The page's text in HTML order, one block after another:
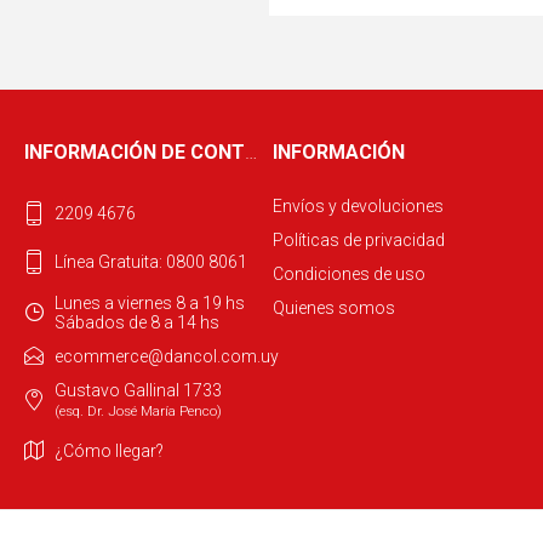
INFORMACIÓN DE CONTACTO
2209 4676
Línea Gratuita: 0800 8061
Lunes a viernes 8 a 19 hs
Sábados de 8 a 14 hs
ecommerce@dancol.com.uy
Gustavo Gallinal 1733
(esq. Dr. José María Penco)
¿Cómo llegar?
INFORMACIÓN
Envíos y devoluciones
Políticas de privacidad
Condiciones de uso
Quienes somos